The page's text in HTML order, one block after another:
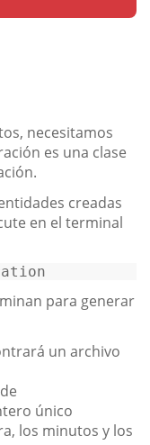
necesitamos
es una clase
creadas
en el terminal
para generar
un archivo
único
los minutos y los